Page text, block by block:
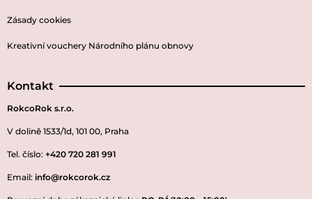
Zásady cookies
Kreativní vouchery Národního plánu obnovy
Kontakt
RokcoRok s.r.o.
V dolině 1533/1d, 101 00, Praha
Tel. číslo: +420 720 281 991
Email: info@rokcorok.cz